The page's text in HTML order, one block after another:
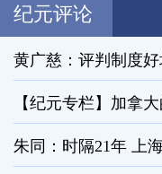
纪元评论
黄广慈：评判制度
【纪元专栏】加拿
朱同：时隔21年 上